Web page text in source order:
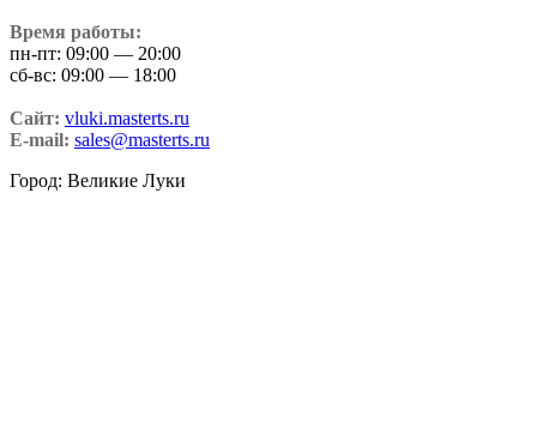
Время работы:
пн-пт: 09:00 — 20:00
сб-вс: 09:00 — 18:00
Сайт: vluki.masterts.ru
E-mail: sales@masterts.ru
Город: Великие Луки